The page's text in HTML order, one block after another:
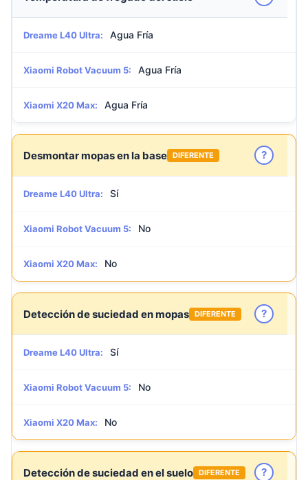
Dreame L40 Ultra: Agua Fría
Xiaomi Robot Vacuum 5: Agua Fría
Xiaomi X20 Max: Agua Fría
Desmontar mopas en la base DIFERENTE ?
Dreame L40 Ultra: Sí
Xiaomi Robot Vacuum 5: No
Xiaomi X20 Max: No
Detección de suciedad en mopas DIFERENTE ?
Dreame L40 Ultra: Sí
Xiaomi Robot Vacuum 5: No
Xiaomi X20 Max: No
Detección de suciedad en el suelo DIFERENTE ?